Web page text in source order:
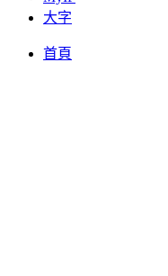
大字
首頁